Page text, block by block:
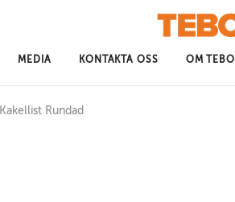
MEDIA KONTAKTA OSS OM TEBO
Kakellist Rundad